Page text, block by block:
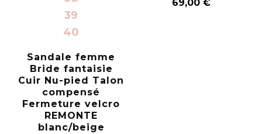
39
40
Sandale femme
Bride fantaisie
Cuir Nu-pied Talon
compensé
Fermeture velcro
REMONTE
blanc/beige
69,00 €